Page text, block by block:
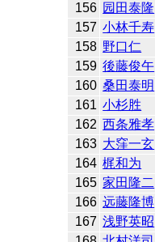
156 园田泰隆
157 小林千寿
158 野口仁
159 後藤俊午
160 桑田泰明
161 小杉胜
162 西条雅孝
163 大窪一玄
164 梶和为
165 家田隆二
166 远藤隆博
167 浅野英昭